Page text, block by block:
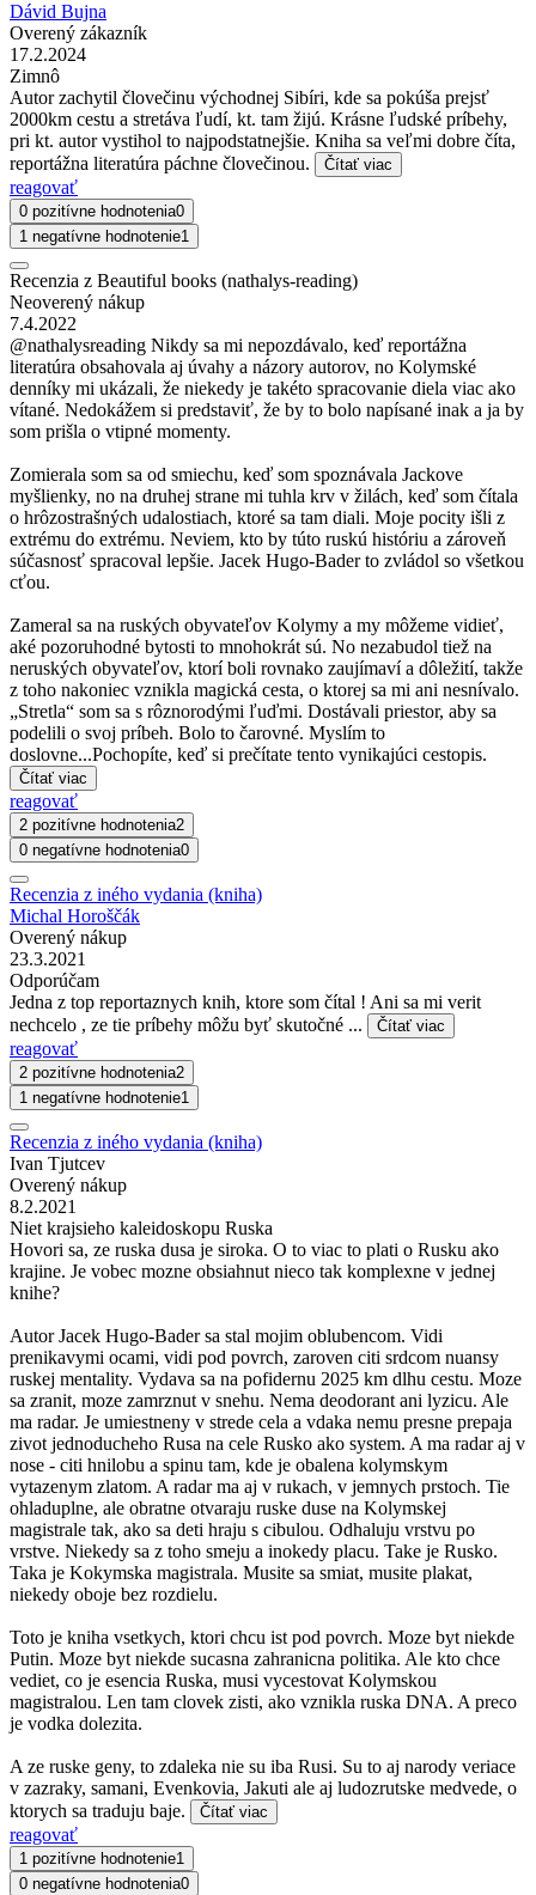
Dávid Bujna
Overený zákazník
17.2.2024
Zimnô
Autor zachytil človečinu východnej Sibíri, kde sa pokúša prejsť
2000km cestu a stretáva ľudí, kt. tam žijú. Krásne ľudské príbehy,
pri kt. autor vystihol to najpodstatnejšie. Kniha sa veľmi dobre číta,
reportážna literatúra páchne človečinou.
Čítať viac
reagovať
0 pozitívne hodnotenia0
1 negatívne hodnotenie1
Recenzia z Beautiful books (nathalys-reading)
Neoverený nákup
7.4.2022
@nathalysreading Nikdy sa mi nepozdávalo, keď reportážna
literatúra obsahovala aj úvahy a názory autorov, no Kolymské
denníky mi ukázali, že niekedy je takéto spracovanie diela viac ako
vítané. Nedokážem si predstaviť, že by to bolo napísané inak a ja by
som prišla o vtipné momenty.
Zomierala som sa od smiechu, keď som spoznávala Jackove
myšlienky, no na druhej strane mi tuhla krv v žilách, keď som čítala
o hrôzostrašných udalostiach, ktoré sa tam diali. Moje pocity išli z
extrému do extrému. Neviem, kto by túto ruskú históriu a zároveň
súčasnosť spracoval lepšie. Jacek Hugo-Bader to zvládol so všetkou
cťou.
Zameral sa na ruských obyvateľov Kolymy a my môžeme vidieť,
aké pozoruhodné bytosti to mnohokrát sú. No nezabudol tiež na
neruských obyvateľov, ktorí boli rovnako zaujímaví a dôležití, takže
z toho nakoniec vznikla magická cesta, o ktorej sa mi ani nesnívalo.
„Stretla“ som sa s rôznorodými ľuďmi. Dostávali priestor, aby sa
podelili o svoj príbeh. Bolo to čarovné. Myslím to
doslovne...Pochopíte, keď si prečítate tento vynikajúci cestopis.
Čítať viac
reagovať
2 pozitívne hodnotenia2
0 negatívne hodnotenia0
Recenzia z iného vydania (kniha)
Michal Horoščák
Overený nákup
23.3.2021
Odporúčam
Jedna z top reportaznych knih, ktore som čítal ! Ani sa mi verit
nechcelo , ze tie príbehy môžu byť skutočné ...
Čítať viac
reagovať
2 pozitívne hodnotenia2
1 negatívne hodnotenie1
Recenzia z iného vydania (kniha)
Ivan Tjutcev
Overený nákup
8.2.2021
Niet krajsieho kaleidoskopu Ruska
Hovori sa, ze ruska dusa je siroka. O to viac to plati o Rusku ako
krajine. Je vobec mozne obsiahnut nieco tak komplexne v jednej
knihe?
Autor Jacek Hugo-Bader sa stal mojim oblubencom. Vidi
prenikavymi ocami, vidi pod povrch, zaroven citi srdcom nuansy
ruskej mentality. Vydava sa na pofidernu 2025 km dlhu cestu. Moze
sa zranit, moze zamrznut v snehu. Nema deodorant ani lyzicu. Ale
ma radar. Je umiestneny v strede cela a vdaka nemu presne prepaja
zivot jednoducheho Rusa na cele Rusko ako system. A ma radar aj v
nose - citi hnilobu a spinu tam, kde je obalena kolymskym
vytazenym zlatom. A radar ma aj v rukach, v jemnych prstoch. Tie
ohladuplne, ale obratne otvaraju ruske duse na Kolymskej
magistrale tak, ako sa deti hraju s cibulou. Odhaluju vrstvu po
vrstve. Niekedy sa z toho smeju a inokedy placu. Take je Rusko.
Taka je Kokymska magistrala. Musite sa smiat, musite plakat,
niekedy oboje bez rozdielu.
Toto je kniha vsetkych, ktori chcu ist pod povrch. Moze byt niekde
Putin. Moze byt niekde sucasna zahranicna politika. Ale kto chce
vediet, co je esencia Ruska, musi vycestovat Kolymskou
magistralou. Len tam clovek zisti, ako vznikla ruska DNA. A preco
je vodka dolezita.
A ze ruske geny, to zdaleka nie su iba Rusi. Su to aj narody veriace
v zazraky, samani, Evenkovia, Jakuti ale aj ludozrutske medvede, o
ktorych sa traduju baje.
Čítať viac
reagovať
1 pozitívne hodnotenie1
0 negatívne hodnotenia0